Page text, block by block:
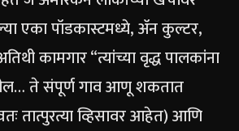
एका पॉडकास्टमध्ये, ॲन कुल्टर,
कामगार “त्यांच्या वृद्ध पालकांना
ते संपूर्ण गाव आणू शकतात
तात्पुरत्या व्हिसावर आहेत) आणि